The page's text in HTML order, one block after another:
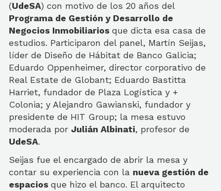
(UdeSA) con motivo de los 20 años del
Programa de Gestión y Desarrollo de
Negocios Inmobiliarios que dicta esa casa de
estudios. Participaron del panel, Martín Seijas,
líder de Diseño de Hábitat de Banco Galicia;
Eduardo Oppenheimer, director corporativo de
Real Estate de Globant; Eduardo Bastitta
Harriet, fundador de Plaza Logística y +
Colonia; y Alejandro Gawianski, fundador y
presidente de HIT Group; la mesa estuvo
moderada por Julián Albinati, profesor de
UdeSA.
Seijas fue el encargado de abrir la mesa y
contar su experiencia con la nueva gestión de
espacios que hizo el banco. El arquitecto